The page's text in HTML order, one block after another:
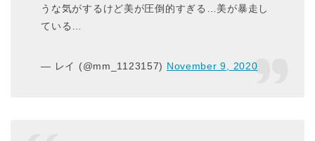
うな気がするけど美が圧倒的すぎる…美が暴走し
ている…
— レイ (@mm_1123157) November 9, 2020